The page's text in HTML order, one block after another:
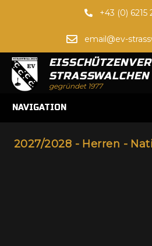
+43 (0) 6215
email@ev-
STRASSWALCHEN
gegründet 1977
NAVIGATION
2027/2028 - Herren -